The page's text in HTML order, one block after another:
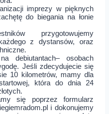
imprezy w pięknych
do biegania na łonie
przygotowujemy
z dystansów, oraz
debiutantach– osobach
Jeśli zdecydujecie się
10 kilometrów, mamy dla
która do dnia 24
się poprzez formularz
i dokonujemy